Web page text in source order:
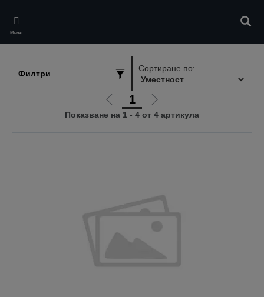
main
content
Меню
Филтри
Сортиране по:
Отиди
на
1
Отиди
на
Показване на 1 - 4 от 4 артикула